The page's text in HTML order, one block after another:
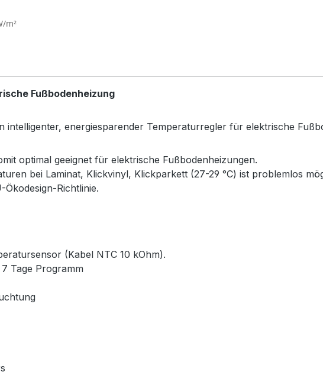
m²
Fußbodenheizung
intelligenter, energiesparender Temperaturregler für elektrische
optimal geeignet für elektrische Fußbodenheizungen.
bei Laminat, Klickvinyl, Klickparkett (27-29 °C) ist problemlos
Richtlinie.
(Kabel NTC 10 kOhm).
Tage Programm